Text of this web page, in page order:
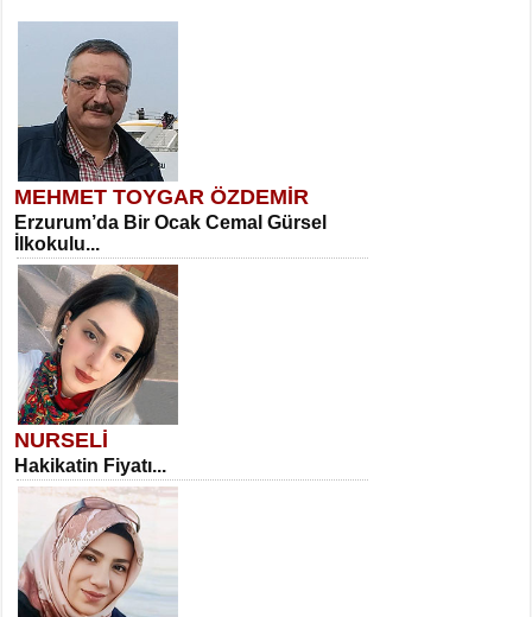
MEHMET TOYGAR ÖZDEMİR
Erzurum’da Bir Ocak Cemal Gürsel
İlkokulu...
NURSELİ
Hakikatin Fiyatı...